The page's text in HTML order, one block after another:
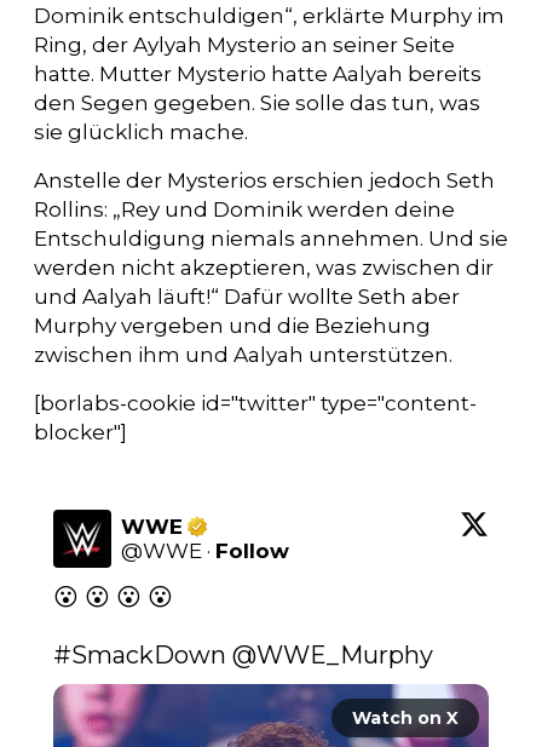
Dominik entschuldigen“, erklärte Murphy im
Ring, der Aylyah Mysterio an seiner Seite
hatte. Mutter Mysterio hatte Aalyah bereits
den Segen gegeben. Sie solle das tun, was
sie glücklich mache.
Anstelle der Mysterios erschien jedoch Seth
Rollins: „Rey und Dominik werden deine
Entschuldigung niemals annehmen. Und sie
werden nicht akzeptieren, was zwischen dir
und Aalyah läuft!“ Dafür wollte Seth aber
Murphy vergeben und die Beziehung
zwischen ihm und Aalyah unterstützen.
[borlabs-cookie id="twitter" type="content-
blocker"]
WWE
@WWE · Follow
😮 😮 😮 😮
#SmackDown @WWE_Murphy
Watch on X